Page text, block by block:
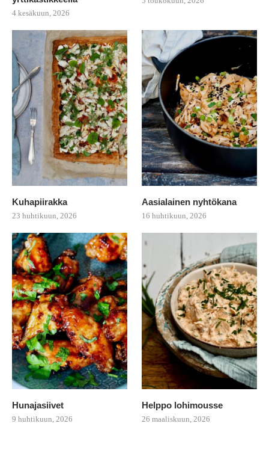
4 kesäkuun, 2026
Kuhapiirakka
23 huhtikuun, 2026
Aasialainen nyhtökana
16 huhtikuun, 2026
Hunajasiivet
9 huhtikuun, 2026
Helppo lohimousse
26 maaliskuun, 2026